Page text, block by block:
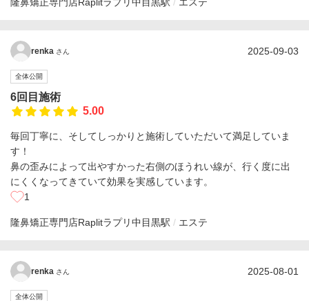
renka さん 2025-09-03
全体公開
6回目施術
5.00
毎回丁寧に、そしてしっかりと施術していただいて満足していま
す！
鼻の歪みによって出やすかった右側のほうれい線が、行く度に出
にくくなってきていて効果を実感しています。
1
隆鼻矯正専門店Raplitラプリ中目黒駅 エステ
renka さん 2025-08-01
全体公開